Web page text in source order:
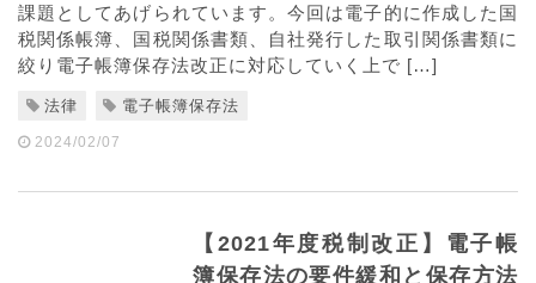
課題としてあげられています。今回は電子的に作成した国
税関係帳簿、国税関係書類、自社発行した取引関係書類に
絞り電子帳簿保存法改正に対応していく上で […]
法律 電子帳簿保存法
2024/02/07
【2021年度税制改正】電子帳
簿保存法の要件緩和と保存方法